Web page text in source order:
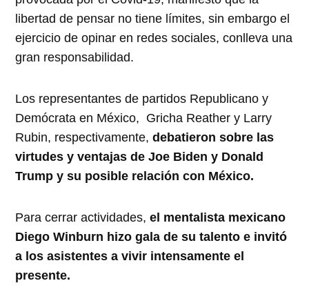
libertad de pensar no tiene límites, sin embargo el
ejercicio de opinar en redes sociales, conlleva una
gran responsabilidad.
Los representantes de partidos Republicano y
Demócrata en México, Gricha Reather y Larry
Rubin, respectivamente,debatieron sobre las
virtudes y ventajas de Joe Biden y Donald
Trump y su posible relación con México.
Para cerrar actividades, el mentalista mexicano
Diego Winburn hizo gala de su talento e invitó
a los asistentes a vivir intensamente el
presente.